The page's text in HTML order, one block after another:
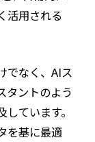
活用される
でなく、AIス
タントのよう
ています。
を基に最適